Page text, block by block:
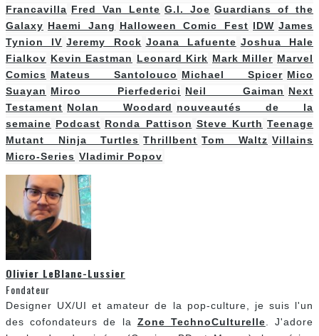
Francavilla Fred Van Lente G.I. Joe Guardians of the
Galaxy Haemi Jang Halloween Comic Fest IDW James
Tynion IV Jeremy Rock Joana Lafuente Joshua Hale
Fialkov Kevin Eastman Leonard Kirk Mark Miller Marvel
Comics Mateus Santolouco Michael Spicer Mico
Suayan Mirco Pierfederici Neil Gaiman Next
Testament Nolan Woodard nouveautés de la
semaine Podcast Ronda Pattison Steve Kurth Teenage
Mutant Ninja Turtles Thrillbent Tom Waltz Villains
Micro-Series Vladimir Popov
Olivier LeBlanc-Lussier
Fondateur
Designer UX/UI et amateur de la pop-culture, je suis l'un
des cofondateurs de la Zone TechnoCulturelle . J'adore